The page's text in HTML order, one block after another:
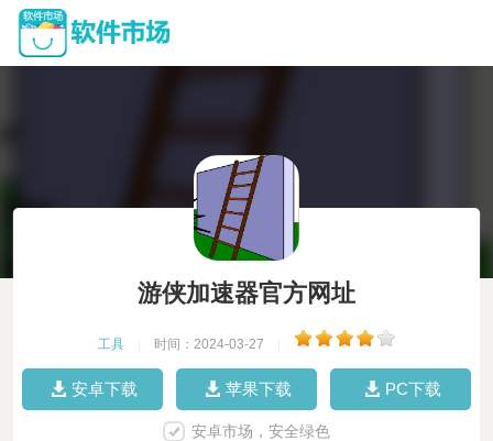
游侠加速器官方网址
工具 时间：2024-03-27
安卓下载 苹果下载 PC下载
安卓市场，安全绿色